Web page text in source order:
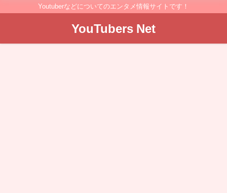
Youtuberなどについてのエンタメ情報サイトです！
YouTubers Net